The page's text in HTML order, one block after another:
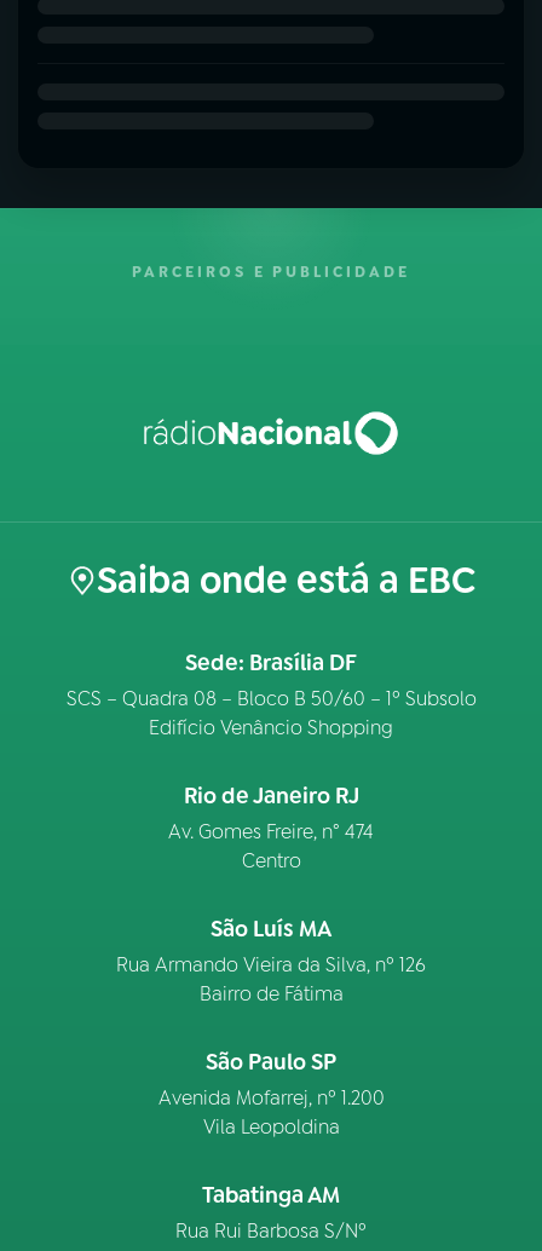
PARCEIROS E PUBLICIDADE
Saiba onde está a EBC
Sede: Brasília DF
SCS – Quadra 08 – Bloco B 50/60 – 1º Subsolo
Edifício Venâncio Shopping
Rio de Janeiro RJ
Av. Gomes Freire, n° 474
Centro
São Luís MA
Rua Armando Vieira da Silva, nº 126
Bairro de Fátima
São Paulo SP
Avenida Mofarrej, nº 1.200
Vila Leopoldina
Tabatinga AM
Rua Rui Barbosa S/Nº